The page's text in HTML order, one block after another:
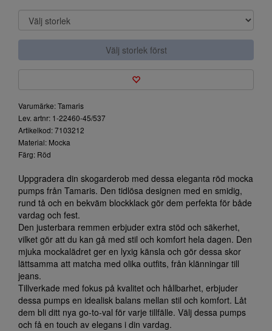
Välj storlek först
Varumärke: Tamaris
Lev. artnr: 1-22460-45/537
Artikelkod: 7103212
Material: Mocka
Färg: Röd
Uppgradera din skogarderob med dessa eleganta röd mocka
pumps från Tamaris. Den tidlösa designen med en smidig,
rund tå och en bekväm blockklack gör dem perfekta för både
vardag och fest.
Den justerbara remmen erbjuder extra stöd och säkerhet,
vilket gör att du kan gå med stil och komfort hela dagen. Den
mjuka mockalädret ger en lyxig känsla och gör dessa skor
lättsamma att matcha med olika outfits, från klänningar till
jeans.
Tillverkade med fokus på kvalitet och hållbarhet, erbjuder
dessa pumps en idealisk balans mellan stil och komfort. Låt
dem bli ditt nya go-to-val för varje tillfälle. Välj dessa pumps
och få en touch av elegans i din vardag.